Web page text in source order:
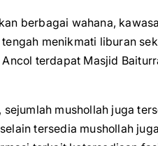
berbagai wahana,
menikmati liburan
terdapat Masjid
sejumlah mushollah juga
tersedia mushollah